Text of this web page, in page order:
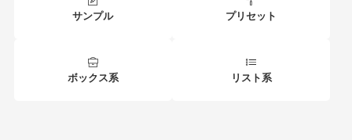
サンプル プリセット
ボックス系 リスト系